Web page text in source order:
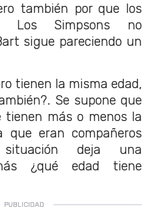
también por que los
Los Simpsons no
sigue pareciendo un
tienen la misma edad,
Se supone que
tienen más o menos la
que eran compañeros
deja una
¿qué edad tiene